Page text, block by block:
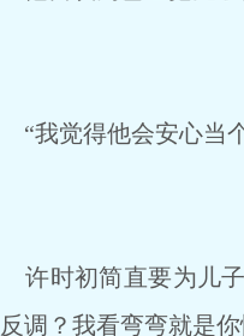
“我觉得他会安心当
许时初简直要为儿
反调？我看弯弯就是